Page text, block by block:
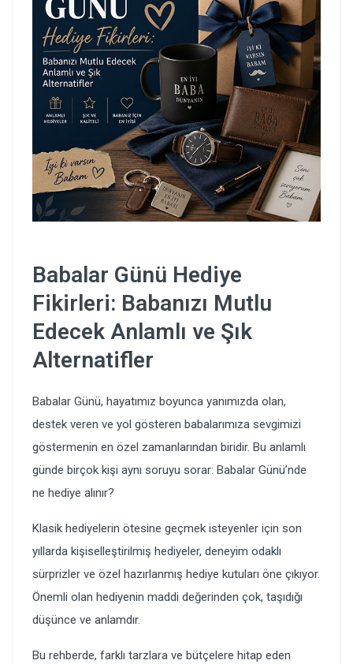
Babalar Günü Hediye
Fikirleri: Babanızı Mutlu
Edecek Anlamlı ve Şık
Alternatifler
Babalar Günü, hayatımız boyunca yanımızda olan,
destek veren ve yol gösteren babalarımıza sevgimizi
göstermenin en özel zamanlarından biridir. Bu anlamlı
günde birçok kişi aynı soruyu sorar: Babalar Günü’nde
ne hediye alınır?
Klasik hediyelerin ötesine geçmek isteyenler için son
yıllarda kişiselleştirilmiş hediyeler, deneyim odaklı
sürprizler ve özel hazırlanmış hediye kutuları öne çıkıyor.
Önemli olan hediyenin maddi değerinden çok, taşıdığı
düşünce ve anlamdır.
Bu rehberde, farklı tarzlara ve bütçelere hitap eden